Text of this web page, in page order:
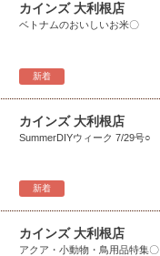
新着
カインズ 大利根店
ベトナムのおいしいお米〇
新着
カインズ 大利根店
SummerDIYウィーク 7/29号○
カインズ 大利根店
アクア・小動物・鳥用品特集〇